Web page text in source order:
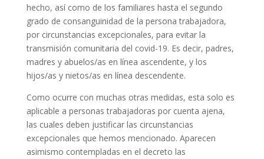
hecho, así como de los familiares hasta el segundo
grado de consanguinidad de la persona trabajadora,
por circunstancias excepcionales, para evitar la
transmisión comunitaria del covid-19. Es decir, padres,
madres y abuelos/as en línea ascendente, y los
hijos/as y nietos/as en línea descendente.
Como ocurre con muchas otras medidas, esta solo es
aplicable a personas trabajadoras por cuenta ajena,
las cuales deben justificar las circunstancias
excepcionales que hemos mencionado. Aparecen
asimismo contempladas en el decreto las